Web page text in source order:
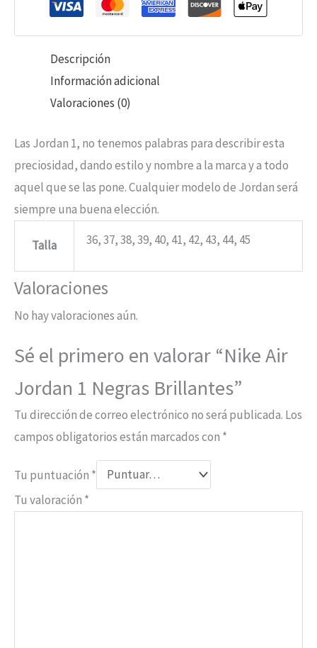
Descripción
Información adicional
Valoraciones (0)
Las Jordan 1, no tenemos palabras para describir esta
preciosidad, dando estilo y nombre a la marca y a todo
aquel que se las pone. Cualquier modelo de Jordan será
siempre una buena elección.
Talla 36, 37, 38, 39, 40, 41, 42, 43, 44, 45
Valoraciones
No hay valoraciones aún.
Sé el primero en valorar “Nike Air
Jordan 1 Negras Brillantes”
Tu dirección de correo electrónico no será publicada. Los
campos obligatorios están marcados con *
Tu puntuación *
Tu valoración *